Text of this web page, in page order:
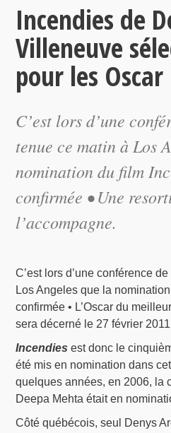
Incendies de
Villeneuve
pour les Oscar
C’est lors d’une
tenue ce matin à Los
nomination du film
confirmée • Une
l’accompagne.
C’est lors d’une conférence
Los Angeles que la
confirmée • L’Oscar du
sera décerné le 27 février
Incendies est donc le
été mis en nomination dans
quelques années, en 2006, la
Deepa Mehta était en
Côté québécois, seul Denys